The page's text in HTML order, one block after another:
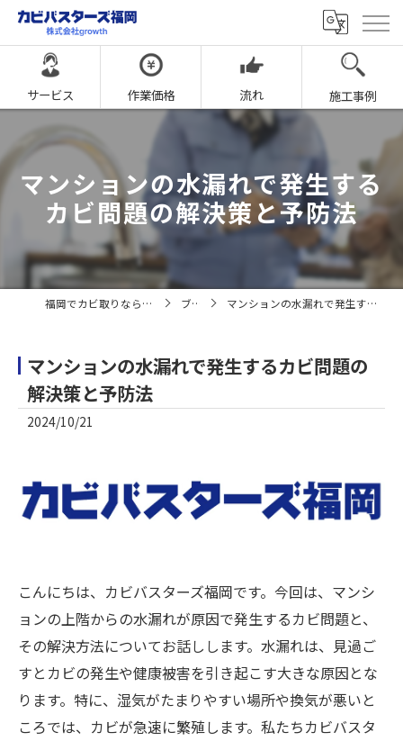
サービス 作業価格 流れ 施工事例
マンションの水漏れで発生する
カビ問題の解決策と予防法
福岡でカビ取りならカビバスターズ福岡 ブログ マンションの水漏れで発生するカビ問題の解決策と予防法
マンションの水漏れで発生するカビ問題の
解決策と予防法
2024/10/21
こんにちは、カビバスターズ福岡です。今回は、マンシ
ョンの上階からの水漏れが原因で発生するカビ問題と、
その解決方法についてお話しします。水漏れは、見過ご
すとカビの発生や健康被害を引き起こす大きな原因とな
ります。特に、湿気がたまりやすい場所や換気が悪いと
ころでは、カビが急速に繁殖します。私たちカビバスタ